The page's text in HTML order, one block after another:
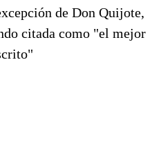
de Don Quijote,
citada como "el mejor